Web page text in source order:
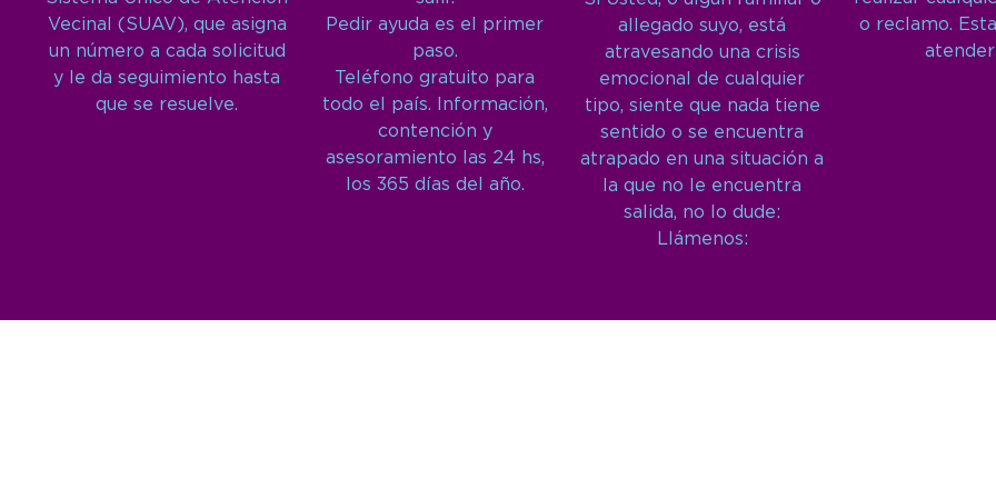
Vecinal (SUAV), que asigna
un número a cada solicitud
y le da seguimiento hasta
que se resuelve.
Pedir ayuda es el primer
paso.
Teléfono gratuito para
todo el país. Información,
contención y
asesoramiento las 24 hs,
los 365 días del año.
allegado suyo, está
atravesando una crisis
emocional de cualquier
tipo, siente que nada tiene
sentido o se encuentra
atrapado en una situación a
la que no le encuentra
salida, no lo dude:
Llámenos:
o reclamo.